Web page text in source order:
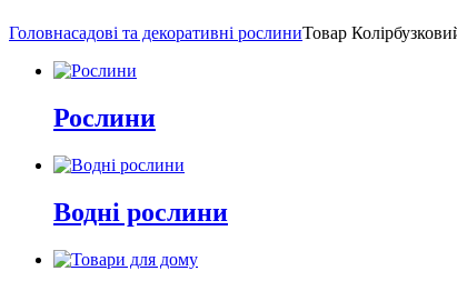
Головнасадові та декоративні рослиниТовар Колір
Рослини
Водні рослини